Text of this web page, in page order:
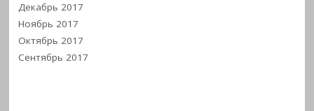
Декабрь 2017
Ноябрь 2017
Октябрь 2017
Сентябрь 2017